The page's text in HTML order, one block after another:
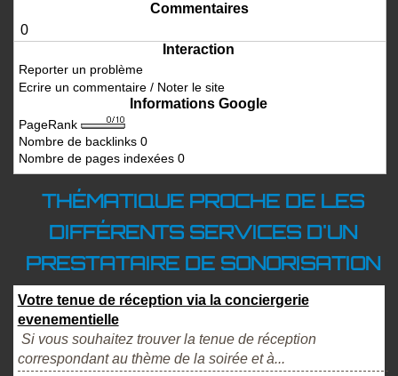
Commentaires
0
Interaction
Reporter un problème
Ecrire un commentaire / Noter le site
Informations Google
PageRank
Nombre de backlinks0
Nombre de pages indexées0
THÉMATIQUE PROCHE DE LES
DIFFÉRENTS SERVICES D'UN
PRESTATAIRE DE SONORISATION
Votre tenue de réception via la conciergerie
evenementielle
Si vous souhaitez trouver la tenue de réception
correspondant au thème de la soirée et à...